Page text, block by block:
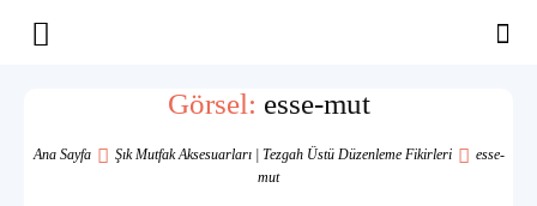
Yaşam
Görsel: esse-mut
Ana Sayfa Şık Mutfak Aksesuarları | Tezgah Üstü Düzenleme Fikirleri
esse-
mut